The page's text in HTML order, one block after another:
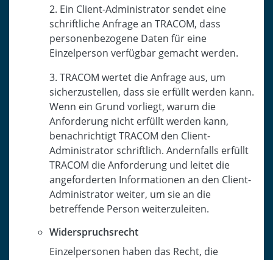
2. Ein Client-Administrator sendet eine
schriftliche Anfrage an TRACOM, dass
personenbezogene Daten für eine
Einzelperson verfügbar gemacht werden.
3. TRACOM wertet die Anfrage aus, um
sicherzustellen, dass sie erfüllt werden kann.
Wenn ein Grund vorliegt, warum die
Anforderung nicht erfüllt werden kann,
benachrichtigt TRACOM den Client-
Administrator schriftlich. Andernfalls erfüllt
TRACOM die Anforderung und leitet die
angeforderten Informationen an den Client-
Administrator weiter, um sie an die
betreffende Person weiterzuleiten.
Widerspruchsrecht
Einzelpersonen haben das Recht, die